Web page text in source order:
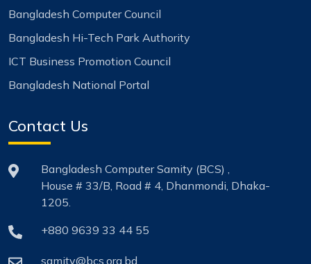
Bangladesh Computer Council
Bangladesh Hi-Tech Park Authority
ICT Business Promotion Council
Bangladesh National Portal
Contact Us
Bangladesh Computer Samity (BCS) ,
House # 33/B, Road # 4, Dhanmondi, Dhaka-
1205.
+880 9639 33 44 55
samity@bcs.org.bd